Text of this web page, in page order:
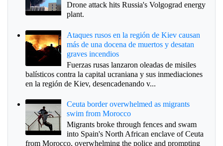
Drone attack hits Russia's Volgograd energy
plant.
Ataques rusos en la región de Kiev causan
más de una docena de muertos y desatan
graves incendios
Fuerzas rusas lanzaron oleadas de misiles
balísticos contra la capital ucraniana y sus inmediaciones
en la región de Kiev, desencadenando v...
Ceuta border overwhelmed as migrants
swim from Morocco
Migrants broke through fences and swam
into Spain's North African enclave of Ceuta
from Morocco, overwhelming the police and prompting